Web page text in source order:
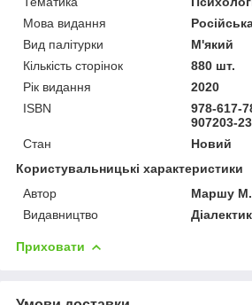
Мова видання
Вид палітурки
М'який
Кількість сторінок
880 шт.
Рік видання
2020
ISBN
978-617-
907203-
Стан
Новий
Користувальницькі характеристики
Автор
Маршу М.
Видавництво
Приховати